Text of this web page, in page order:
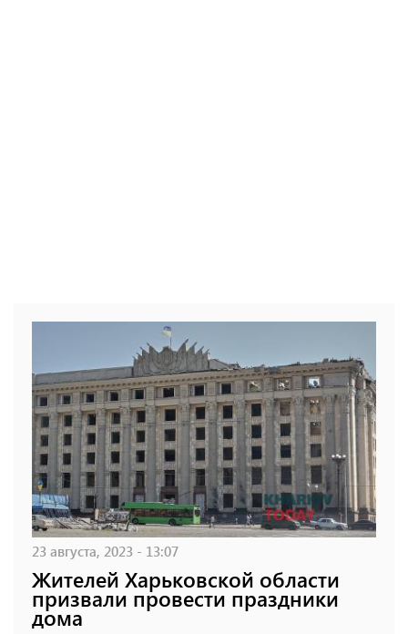
23 августа, 2023 - 13:07
Жителей Харьковской области
призвали провести праздники
дома